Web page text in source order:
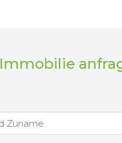
Immobilie